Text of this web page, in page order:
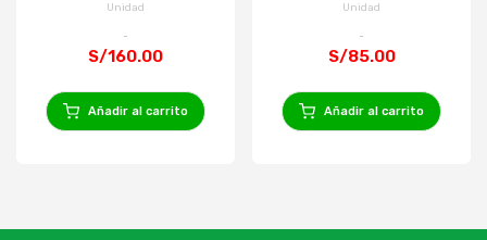
Unidad
S/160.00
Añadir al carrito
Unidad
S/85.00
Añadir al carrito